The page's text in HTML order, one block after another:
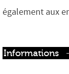
également aux
Informations